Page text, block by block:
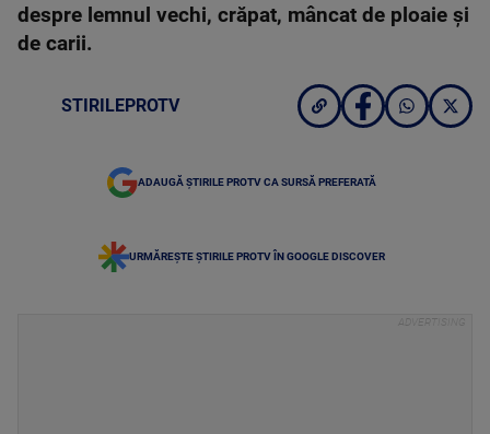
despre lemnul vechi, crăpat, mâncat de ploaie şi
de carii.
STIRILEPROTV
ADAUGĂ ȘTIRILE PROTV CA SURSĂ PREFERATĂ
URMĂREȘTE ȘTIRILE PROTV ÎN GOOGLE DISCOVER